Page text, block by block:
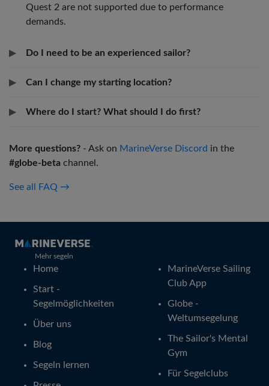
Quest 2 are not supported due to performance
demands.
▶ Do I need to be an experienced sailor?
▶ Can I change my starting location?
▶ Where do I start? What should I do first?
More questions? - Ask on MarineVerse Discord in the
#globe-beta channel.
See all FAQ →
Mehr segeln
Home
Start -
Segelmöglichkeiten
Über uns
Blog
Segeln lernen
MarineVerse Sailing
Club App
Globe -
Weltumsegelung
The Sailor's Mental
Gym
Für Segelclubs